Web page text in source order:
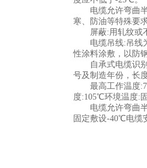
电缆允许弯曲半
寒、防油等特殊要
屏蔽:用轧纹或不
电缆吊线:吊线为7
性涂料涂敷，以防
自承式电缆识别
号及制造年份，长
最高工作温度
度:105℃环境温度:
电缆允许弯曲半
固定敷设-40℃电缆